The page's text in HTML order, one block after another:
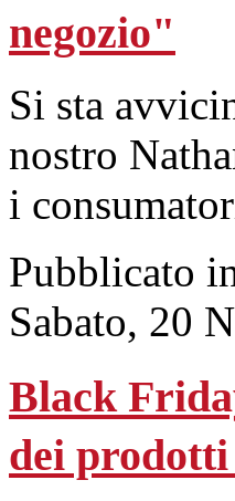
negozio"
Si sta
nostro
i
Pubblicato
Sabato, 20
Black
dei